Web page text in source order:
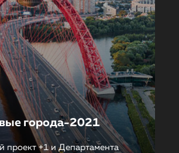
города-2021
проект +1 и Департамента